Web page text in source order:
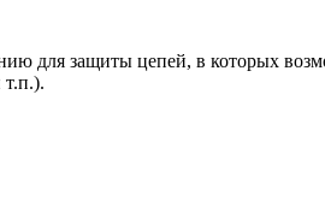
для защиты цепей, в которых